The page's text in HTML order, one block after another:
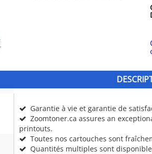
Garantie à vie et garantie de
Zoomtoner.ca assures an
printouts.
Toutes nos cartouches sont
Quantités multiples sont